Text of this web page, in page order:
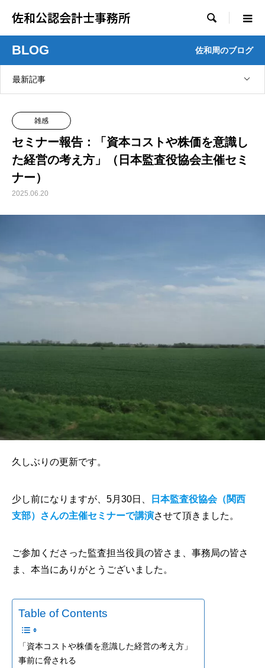
佐和公認会計士事務所 
BLOG 佐和周のブログ
最新記事
雑感
セミナー報告：「資本コストや株価を意識し
た経営の考え方」（日本監査役協会主催セミ
ナー）
2025.06.20
久しぶりの更新です。
少し前になりますが、5月30日、
日本監査役協会（関西
支部）さんの主催セミナーで講演させて頂きました。
ご参加くださった監査担当役員の皆さま、事務局の皆さ
ま、本当にありがとうございました。
Table of Contents
「資本コストや株価を意識した経営の考え方」
事前に脅される